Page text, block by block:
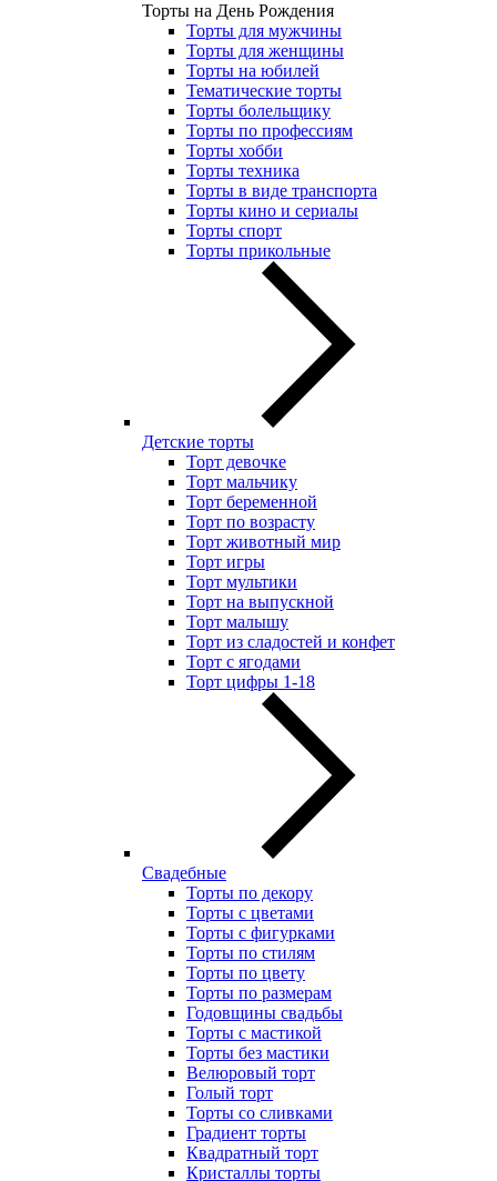
Торты на День Рождения
Торты для мужчины
Торты для женщины
Торты на юбилей
Тематические торты
Торты болельщику
Торты по профессиям
Торты хобби
Торты техника
Торты в виде транспорта
Торты кино и сериалы
Торты спорт
Торты прикольные
Детские торты
Торт девочке
Торт мальчику
Торт беременной
Торт по возрасту
Торт животный мир
Торт игры
Торт мультики
Торт на выпускной
Торт малышу
Торт из сладостей и конфет
Торт с ягодами
Торт цифры 1-18
Свадебные
Торты по декору
Торты с цветами
Торты с фигурками
Торты по стилям
Торты по цвету
Торты по размерам
Годовщины свадьбы
Торты с мастикой
Торты без мастики
Велюровый торт
Голый торт
Торты со сливками
Градиент торты
Квадратный торт
Кристаллы торты